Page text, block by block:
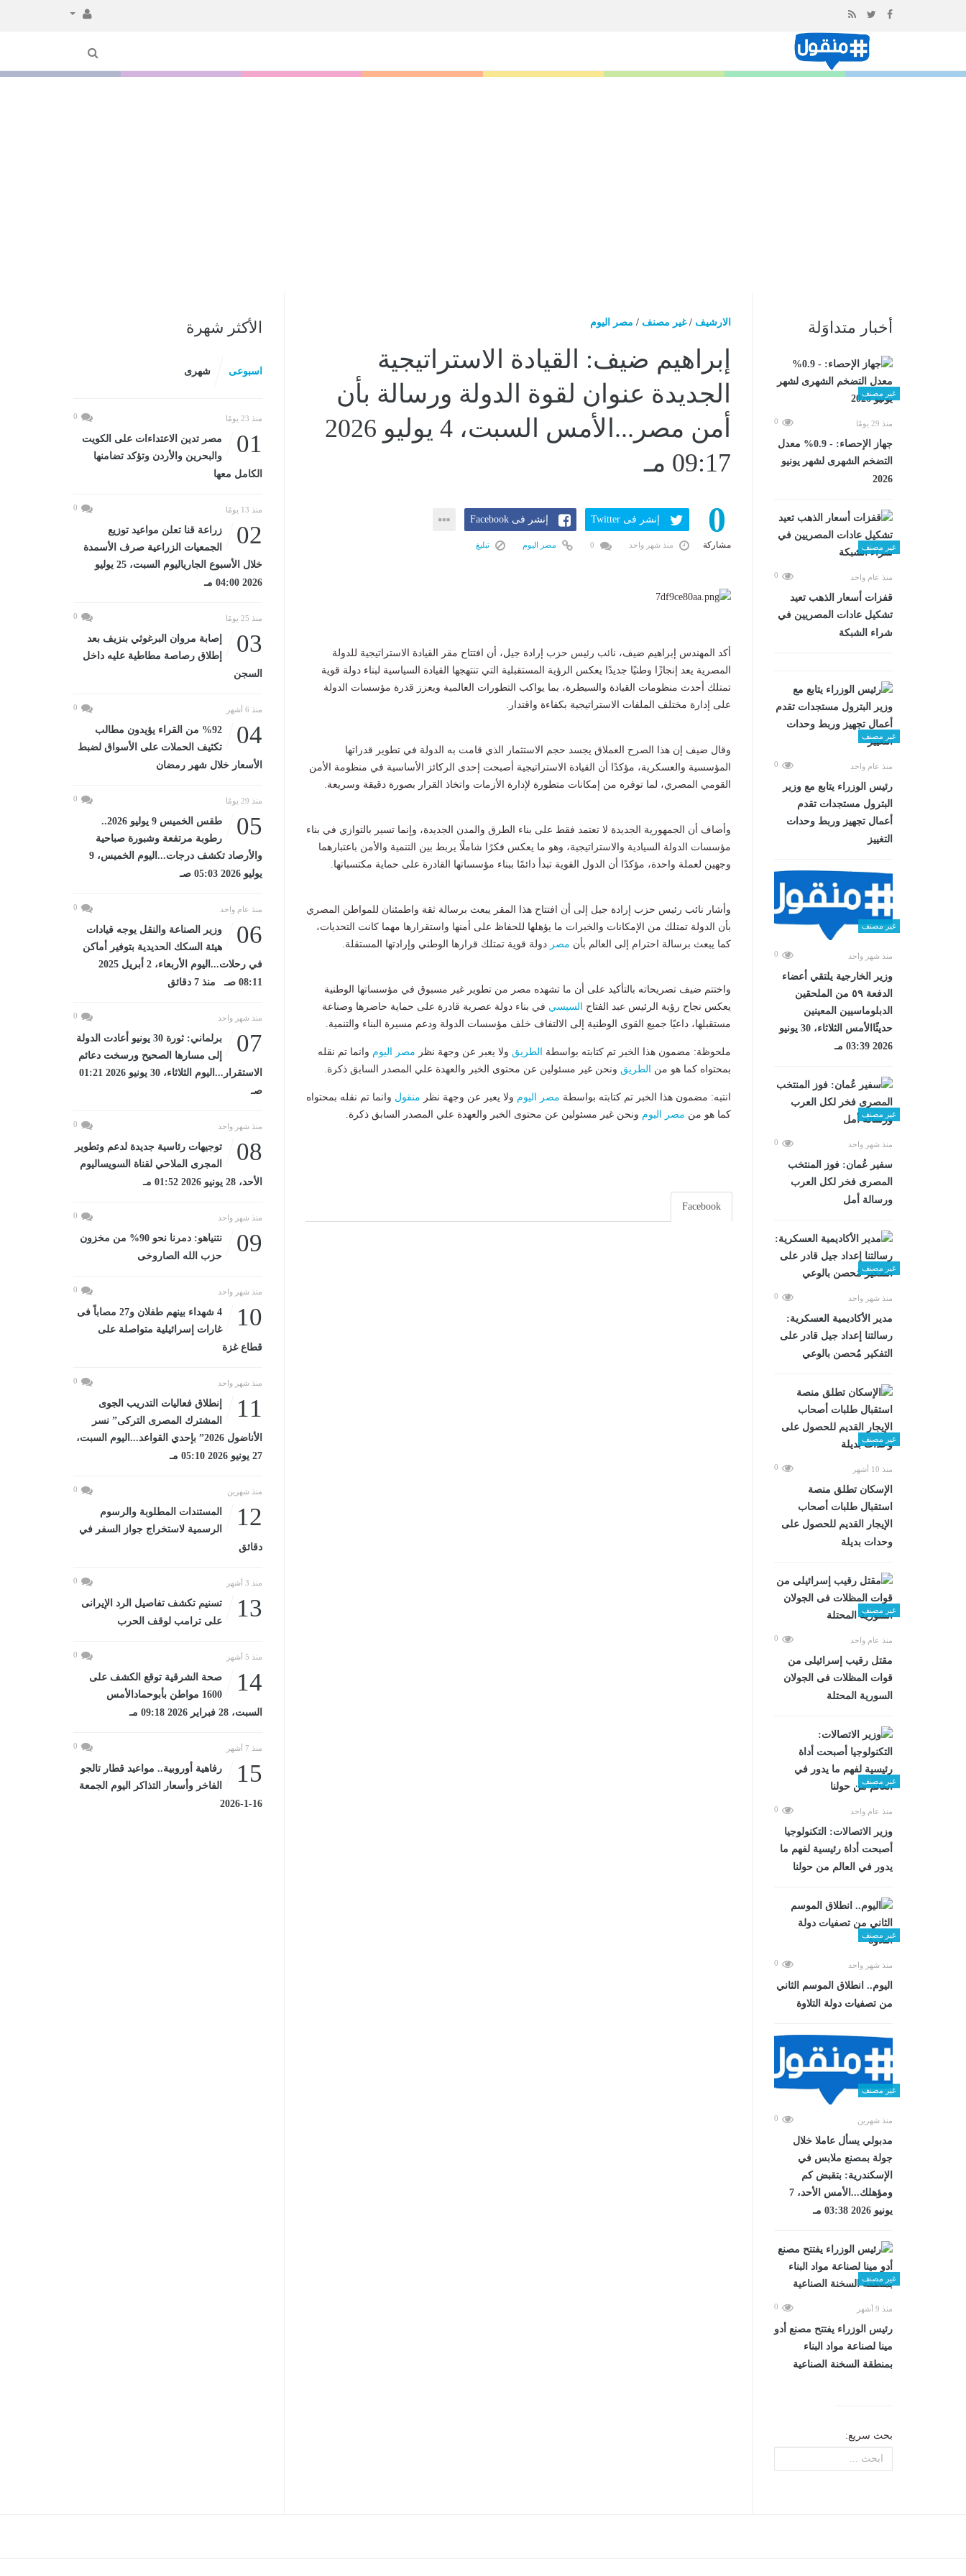
المحتوى
أخبار متداوَلة
غير مصنف
منذ 29 يومًا 0
جهاز الإحصاء: - 0.9% معدل
التضخم الشهرى لشهر يونيو
2026
غير مصنف
منذ عام واحد 0
قفزات أسعار الذهب تعيد
تشكيل عادات المصريين في
شراء الشبكة
غير مصنف
منذ عام واحد 0
رئيس الوزراء يتابع مع وزير
البترول مستجدات تقدم
أعمال تجهيز وربط وحدات
التغييز
غير مصنف
منذ شهر واحد 0
وزير الخارجية يلتقي أعضاء
الدفعة ٥٩ من الملحقين
الدبلوماسيين المعينين
حديثًاالأمس الثلاثاء، 30 يونيو
2026 03:39 مـ
غير مصنف
منذ شهر واحد 0
سفير عُمان: فوز المنتخب
المصرى فخر لكل العرب
ورسالة أمل
غير مصنف
منذ شهر واحد 0
مدير الأكاديمية العسكرية:
رسالتنا إعداد جيل قادر على
التفكير مُحصن بالوعي
غير مصنف
منذ 10 أشهر 0
الإسكان تطلق منصة
استقبال طلبات أصحاب
الإيجار القديم للحصول على
وحدات بديلة
غير مصنف
منذ عام واحد 0
مقتل رقيب إسرائيلى من
قوات المظلات فى الجولان
السورية المحتلة
غير مصنف
منذ عام واحد 0
وزير الاتصالات: التكنولوجيا
أصبحت أداة رئيسية لفهم ما
يدور في العالم من حولنا
غير مصنف
منذ شهر واحد 0
اليوم.. انطلاق الموسم الثاني
من تصفيات دولة التلاوة
غير مصنف
منذ شهرين 0
مدبولي يسأل عاملا خلال
جولة بمصنع ملابس في
الإسكندرية: بتقبض كم
ومؤهلك...الأمس الأحد، 7
يونيو 2026 03:38 مـ
غير مصنف
منذ 9 أشهر 0
رئيس الوزراء يفتتح مصنع أدو
مينا لصناعة مواد البناء
بمنطقة السخنة الصناعية
بحث سريع:
الارشيف /غير مصنف / مصر اليوم
إبراهيم ضيف: القيادة الاستراتيجية
الجديدة عنوان لقوة الدولة ورسالة بأن
أمن مصر...الأمس السبت، 4 يوليو 2026
09:17 مـ
0
مشاركة
إنشر فى Twitter إنشر فى Facebook
منذ شهر واحد مصر اليوم تبليغ
أكد المهندس إبراهيم ضيف، نائب رئيس حزب إرادة جيل، أن افتتاح مقر القيادة الاستراتيجية للدولة
المصرية يعد إنجازًا وطنيًا جديدًا يعكس الرؤية المستقبلية التي تنتهجها القيادة السياسية لبناء دولة قوية
تمتلك أحدث منظومات القيادة والسيطرة، بما يواكب التطورات العالمية ويعزز قدرة مؤسسات الدولة
على إدارة مختلف الملفات الاستراتيجية بكفاءة واقتدار.
وقال ضيف إن هذا الصرح العملاق يجسد حجم الاستثمار الذي قامت به الدولة في تطوير قدراتها
المؤسسية والعسكرية، مؤكدًا أن القيادة الاستراتيجية أصبحت إحدى الركائز الأساسية في منظومة الأمن
القومي المصري، لما توفره من إمكانات متطورة لإدارة الأزمات واتخاذ القرار بصورة دقيقة وسريعة.
وأضاف أن الجمهورية الجديدة لا تعتمد فقط على بناء الطرق والمدن الجديدة، وإنما تسير بالتوازي في بناء
مؤسسات الدولة السيادية والاستراتيجية، وهو ما يعكس فكرًا شاملًا يربط بين التنمية والأمن باعتبارهما
وجهين لعملة واحدة، مؤكدًا أن الدول القوية تبدأ دائمًا ببناء مؤسساتها القادرة على حماية مكتسباتها.
وأشار نائب رئيس حزب إرادة جيل إلى أن افتتاح هذا المقر يبعث برسالة ثقة واطمئنان للمواطن المصري
بأن الدولة تمتلك من الإمكانات والخبرات ما يؤهلها للحفاظ على أمنها واستقرارها مهما كانت التحديات،
كما يبعث برسالة احترام إلى العالم بأن مصر دولة قوية تمتلك قرارها الوطني وإرادتها المستقلة.
واختتم ضيف تصريحاته بالتأكيد على أن ما تشهده مصر من تطوير غير مسبوق في مؤسساتها الوطنية
يعكس نجاح رؤية الرئيس عبد الفتاح
السيسي في بناء دولة عصرية قادرة على حماية حاضرها وصناعة
مستقبلها، داعيًا جميع القوى الوطنية إلى الالتفاف خلف مؤسسات الدولة ودعم مسيرة البناء والتنمية.
ملحوظة: مضمون هذا الخبر تم كتابته بواسطة الطريق ولا يعبر عن وجهة نظر مصر اليوم وانما تم نقله
بمحتواه كما هو من
الطريق ونحن غير مسئولين عن محتوى الخبر والعهدة علي المصدر السابق ذكرة.
انتبه: مضمون هذا الخبر تم كتابته بواسطة مصر اليوم ولا يعبر عن وجهة نظر منقول وانما تم نقله بمحتواه
كما هو من مصر اليوم ونحن غير مسئولين عن محتوى الخبر والعهدة علي المصدر السابق ذكرة.
Facebook
الأكثر شهرة
اسبوعى شهرى
منذ 23 يومًا 0
01
مصر تدين الاعتداءات على الكويت
والبحرين والأردن وتؤكد تضامنها
الكامل معها
منذ 13 يومًا 0
02
زراعة قنا تعلن مواعيد توزيع
الجمعيات الزراعية صرف الأسمدة
خلال الأسبوع الجارياليوم السبت، 25 يوليو
2026 04:00 مـ
منذ 25 يومًا 0
03
إصابة مروان البرغوثي بنزيف بعد
إطلاق رصاصة مطاطية عليه داخل
السجن
منذ 6 أشهر 0
04
%92 من القراء يؤيدون مطالب
تكثيف الحملات على الأسواق لضبط
الأسعار خلال شهر رمضان
منذ 29 يومًا 0
05
طقس الخميس 9 يوليو 2026..
رطوبة مرتفعة وشبورة صباحية
والأرصاد تكشف درجات...اليوم الخميس، 9
يوليو 2026 05:03 صـ
منذ عام واحد 0
06
وزير الصناعة والنقل يوجه قيادات
هيئة السكك الحديدية بتوفير أماكن
في رحلات...اليوم الأربعاء، 2 أبريل 2025
08:11 صـ منذ 7 دقائق
منذ شهر واحد 0
07
برلماني: ثورة 30 يونيو أعادت الدولة
إلى مسارها الصحيح ورسخت دعائم
الاستقرار...اليوم الثلاثاء، 30 يونيو 2026 01:21
صـ
منذ شهر واحد 0
08
توجيهات رئاسية جديدة لدعم وتطوير
المجرى الملاحي لقناة السويساليوم
الأحد، 28 يونيو 2026 01:52 مـ
منذ شهر واحد 0
09
نتنياهو: دمرنا نحو 90% من مخزون
حزب الله الصاروخى
منذ شهر واحد 0
10
4 شهداء بينهم طفلان و27 مصاباً فى
غارات إسرائيلية متواصلة على
قطاع غزة
منذ شهر واحد 0
11
إنطلاق فعاليات التدريب الجوى
المشترك المصرى التركى” نسر
الأناضول 2026” بإحدي القواعد...اليوم السبت،
27 يونيو 2026 05:10 مـ
منذ شهرين 0
12
المستندات المطلوبة والرسوم
الرسمية لاستخراج جواز السفر في
دقائق
منذ 3 أشهر 0
13
تسنيم تكشف تفاصيل الرد الإيرانى
على ترامب لوقف الحرب
منذ 5 أشهر 0
14
صحة الشرقية توقع الكشف على
1600 مواطن بأبوحمادالأمس
السبت، 28 فبراير 2026 09:18 مـ
منذ 7 أشهر 0
15
رفاهية أوروبية.. مواعيد قطار تالجو
الفاخر وأسعار التذاكر اليوم الجمعة
16-1-2026